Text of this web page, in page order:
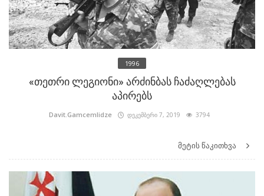
1996
«თეთრი ლეგიონი» არძინბას ჩაძაღლებას
აპირებს
Davit.Gamcemlidze დეკემბერი 7, 2019 3794
მეტის წაკითხვა